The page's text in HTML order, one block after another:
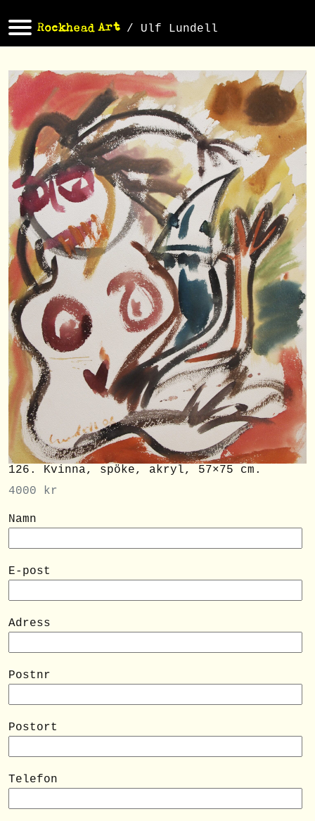
/ Ulf Lundell
126. Kvinna, spöke, akryl, 57×75 cm.
4000
kr
Namn
E-post
Adress
Postnr
Postort
Telefon